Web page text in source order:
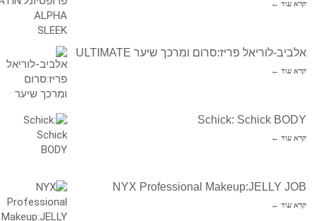
קרא עוד ←
אלביב-לוריאל פריז:סרום ומרכך שיער ULTIMATE
קרא עוד ←
Schick: Schick BODY
קרא עוד ←
NYX Professional Makeup:JELLY JOB
קרא עוד ←